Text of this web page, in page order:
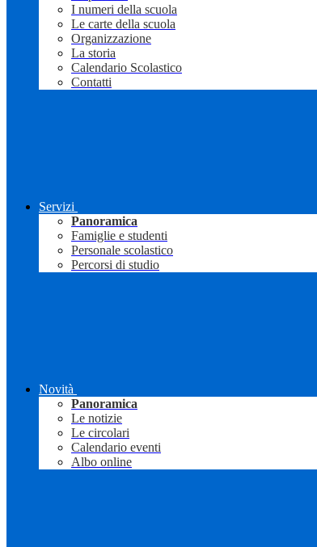
I numeri della scuola
Le carte della scuola
Organizzazione
La storia
Calendario Scolastico
Contatti
Servizi
Panoramica
Famiglie e studenti
Personale scolastico
Percorsi di studio
Novità
Panoramica
Le notizie
Le circolari
Calendario eventi
Albo online